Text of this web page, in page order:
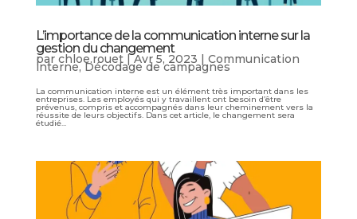
L’importance de la communication interne sur la
gestion du changement
par chloe.rouet|Avr 5, 2023 | Communication
interne,Décodage de campagnes
La communication interne est un élément très important dans les
entreprises. Les employés qui y travaillent ont besoin d’être
prévenus, compris et accompagnés dans leur cheminement vers la
réussite de leurs objectifs. Dans cet article, le changement sera
étudié...